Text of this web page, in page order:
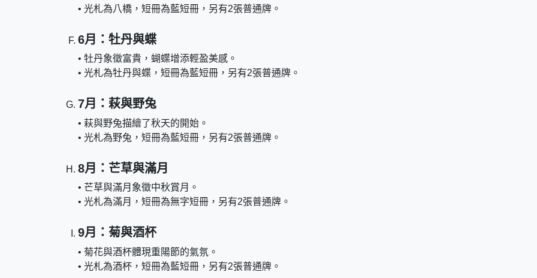
• 光札為八橋，短冊為藍短冊，另有2張普通牌。
6月：牡丹與蝶
• 牡丹象徵富貴，蝴蝶增添輕盈美感。
• 光札為牡丹與蝶，短冊為藍短冊，另有2張普通牌。
7月：萩與野兔
• 萩與野兔描繪了秋天的開始。
• 光札為野兔，短冊為藍短冊，另有2張普通牌。
8月：芒草與滿月
• 芒草與滿月象徵中秋賞月。
• 光札為滿月，短冊為無字短冊，另有2張普通牌。
9月：菊與酒杯
• 菊花與酒杯體現重陽節的氣氛。
• 光札為酒杯，短冊為藍短冊，另有2張普通牌。